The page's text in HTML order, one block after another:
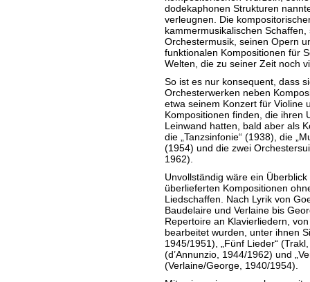
dodekaphonen Strukturen
verleugnen. Die
kammermusikalischen
Orchestermusik, seinen Opern
funktionalen Kompositionen für
Welten, die zu seiner Zeit noch
So ist es nur konsequent, dass
Orchesterwerken neben
etwa seinem Konzert für Violine
Kompositionen finden, die ihren
Leinwand hatten, bald aber als
die „Tanzsinfonie“ (1938), die
(1954) und die zwei
1962).
Unvollständig wäre ein
überlieferten Kompositionen
Liedschaffen. Nach Lyrik von
Baudelaire und Verlaine bis
Repertoire an Klavierliedern,
bearbeitet wurden, unter ihnen
1945/1951), „Fünf Lieder“
(d’Annunzio, 1944/1962) und
(Verlaine/George, 1940/1954).